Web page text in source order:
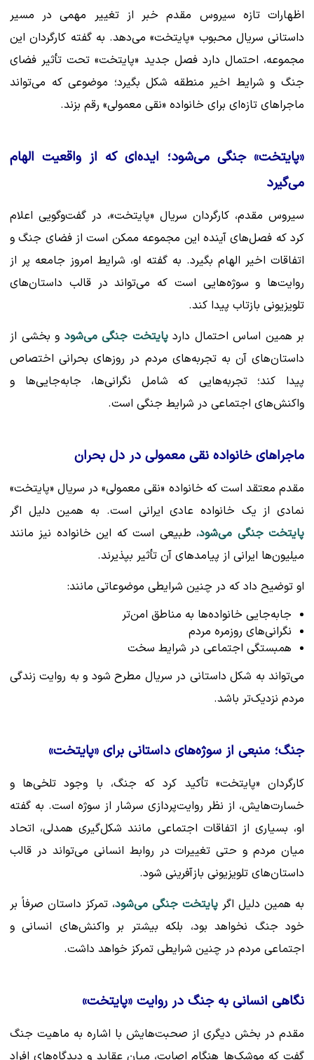
اظهارات تازه سیروس مقدم خبر از تغییر مهمی در مسیر
داستانی سریال محبوب «پایتخت» می‌دهد. به گفته کارگردان این
مجموعه، احتمال دارد فصل جدید «پایتخت» تحت تأثیر فضای
جنگ و شرایط اخیر منطقه شکل بگیرد؛ موضوعی که می‌تواند
ماجراهای تازه‌ای برای خانواده «نقی معمولی» رقم بزند.
«پایتخت» جنگی می‌شود؛ ایده‌ای که از واقعیت الهام
می‌گیرد
سیروس مقدم، کارگردان سریال «پایتخت»، در گفت‌وگویی اعلام
کرد که فصل‌های آینده این مجموعه ممکن است از فضای جنگ و
اتفاقات اخیر الهام بگیرد. به گفته او، شرایط امروز جامعه پر از
روایت‌ها و سوژه‌هایی است که می‌تواند در قالب داستان‌های
تلویزیونی بازتاب پیدا کند.
بر همین اساس احتمال داردپایتخت جنگی می‌شود و بخشی از
داستان‌های آن به تجربه‌های مردم در روزهای بحرانی اختصاص
پیدا کند؛ تجربه‌هایی که شامل نگرانی‌ها، جابه‌جایی‌ها و
واکنش‌های اجتماعی در شرایط جنگی است.
ماجراهای خانواده نقی معمولی در دل بحران
مقدم معتقد است که خانواده «نقی معمولی» در سریال «پایتخت»
نمادی از یک خانواده عادی ایرانی است. به همین دلیل اگر
پایتخت جنگی می‌شود، طبیعی است که این خانواده نیز مانند
میلیون‌ها ایرانی از پیامدهای آن تأثیر بپذیرند.
او توضیح داد که در چنین شرایطی موضوعاتی مانند:
جابه‌جایی خانواده‌ها به مناطق امن‌تر
نگرانی‌های روزمره مردم
همبستگی اجتماعی در شرایط سخت
می‌تواند به شکل داستانی در سریال مطرح شود و به روایت زندگی
مردم نزدیک‌تر باشد.
جنگ؛ منبعی از سوژه‌های داستانی برای «پایتخت»
کارگردان «پایتخت» تأکید کرد که جنگ، با وجود تلخی‌ها و
خسارت‌هایش، از نظر روایت‌پردازی سرشار از سوژه است. به گفته
او، بسیاری از اتفاقات اجتماعی مانند شکل‌گیری همدلی، اتحاد
میان مردم و حتی تغییرات در روابط انسانی می‌تواند در قالب
داستان‌های تلویزیونی بازآفرینی شود.
به همین دلیل اگر پایتخت جنگی می‌شود، تمرکز داستان صرفاً بر
خود جنگ نخواهد بود، بلکه بیشتر بر واکنش‌های انسانی و
اجتماعی مردم در چنین شرایطی تمرکز خواهد داشت.
نگاهی انسانی به جنگ در روایت «پایتخت»
مقدم در بخش دیگری از صحبت‌هایش با اشاره به ماهیت جنگ